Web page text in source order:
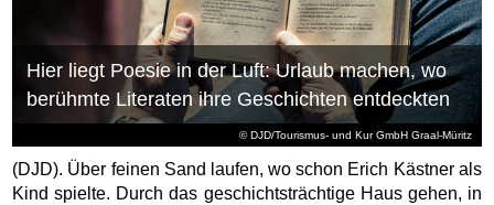
© DJD/Tourismus- und Kur GmbH Graal-Müritz
Hier liegt Poesie in der Luft: Urlaub machen, wo
berühmte Literaten ihre Geschichten entdeckten
(DJD). Über feinen Sand laufen, wo schon Erich Kästner als
Kind spielte. Durch das geschichtsträchtige Haus gehen, in